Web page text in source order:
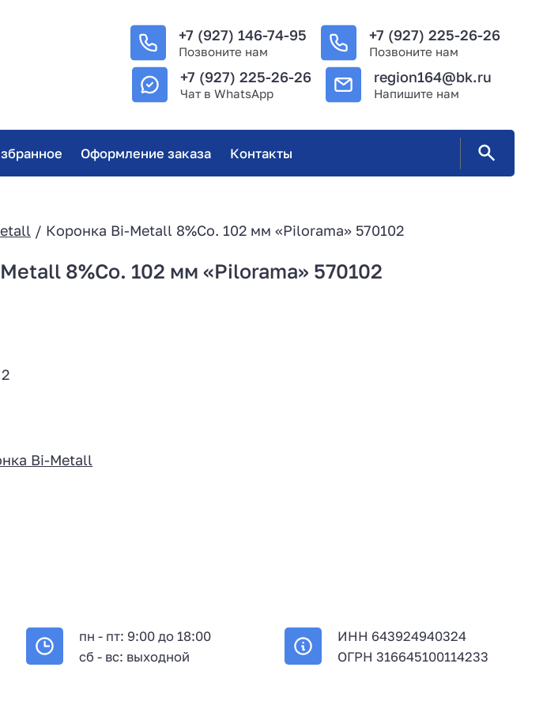
+7 (927) 146-74-95
Позвоните нам
+7 (927) 225-26-26
Позвоните нам
+7 (927) 225-26-26
Чат в WhatsApp
region164@bk.ru
Напишите нам
Оформление заказа Контакты
/ Коронка Bi-Metall 8%Co. 102 мм «Pilorama» 570102
8%Co. 102 мм «Pilorama» 570102
Bi-Metall
пн - пт: 9:00 до 18:00
сб - вс: выходной
ИНН 643924940324
ОГРН 316645100114233